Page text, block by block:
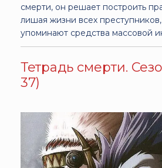
смерти, он решает построить
лишая жизни всех
упоминают средства массовой
Тетрадь смерти.
37)